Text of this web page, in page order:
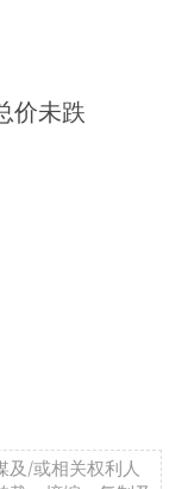
价未跌
及/或相关权利人